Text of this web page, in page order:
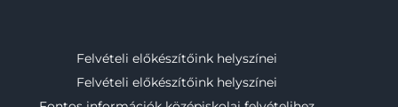
Felvételi előkészítőink helyszínei
Felvételi előkészítőink helyszínei